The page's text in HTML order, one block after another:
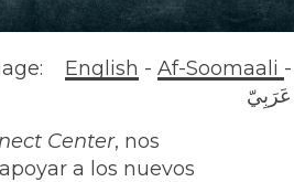
English - Af-Soomaali -
عَرَبِيّ
Center, nos
a los nuevos